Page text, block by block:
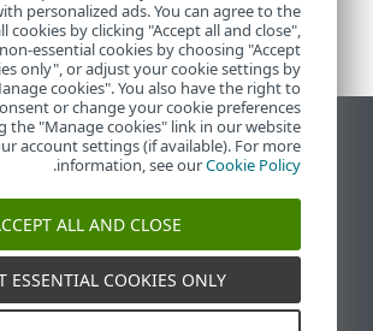
הצג את האתר למחשב
End of Life
מאגר הידע של ESET
ESET Status Portal
תמיכה אזורית
personalized ads. You can agree to the
cookies by clicking "Accept all and close",
essential cookies by choosing "Accept
only", or adjust your cookie settings by
cookies". You also have the right to
or change your cookie preferences
the "Manage cookies" link in our website
account settings (if available). For more
information, see ourCookie Policy
.
ALL AND CLOSE
ESSENTIAL COOKIES ONLY